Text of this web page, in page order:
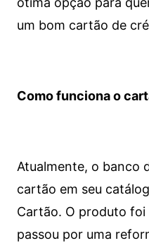
um bom cartão de
Como funciona o
Atualmente, o banco
cartão em seu
Cartão. O produto foi
passou por uma